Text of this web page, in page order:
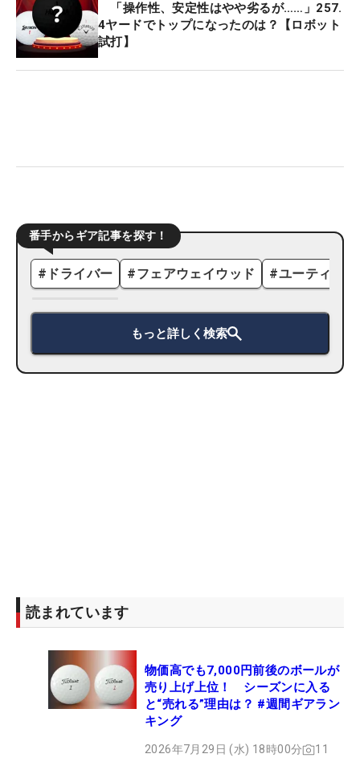
「操作性、安定性はやや劣るが……」257.
4ヤードでトップになったのは？【ロボット
試打】
番手からギア記事を探す！
# ドライバー #フェアウェイウッド #ユーティリ
もっと詳しく検索
読まれています
物価高でも7,000円前後のボールが
売り上げ上位！ シーズンに入る
と“売れる”理由は？ #週間ギアラン
キング
2026年7月29日 (水) 18時00分 11